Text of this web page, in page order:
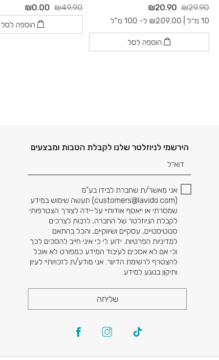
₪29.90
₪20.90
10 מ״ל | ₪209.00 ל- 100 מ"ל
הוספה לסל
₪49.90
₪0.00
הוספה לסל
הירשמי לניוזלטר שלנו לקבלת הטבות ומבצעים
דוא׳׳ל
אני מאשר/ת שחברת לבידו בע"מ
(
customers@lavido.com) תעשה שימוש במידע
שמסרתי או ייאסף אודותיי על-ידה לצורך הצטרפותי
לקבלת הניוזלטר של החברה, לרבות לצרכים
סטטיסטיים, עסקיים ושיווקיים, והכל בהתאם
למדיניות הפרטיות. ידוע לי כי איני חייב להסכים לכך
וכי אם לא אסכים לעיבוד המידע כמפורט לא אוכל
להצטרף לרשימת הדיוור. אני מודע/ת לזכויותיי לעיון
ותיקון בנוגע למידע.
שליחה